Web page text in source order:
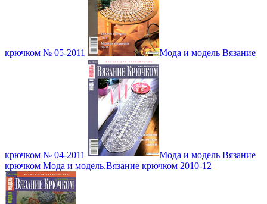
крючком № 05-2011 Мода и модель Вязание
крючком № 04-2011
Мода и модель Вязание
крючком Мода и модель.Вязание крючком 2010-12